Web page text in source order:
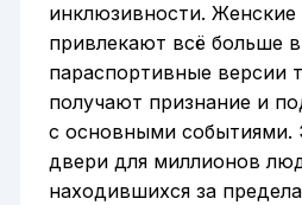
инклюзивности.
привлекают всё больше
параспортивные версии
получают признание и
с основными событиями.
двери для миллионов
находившихся за